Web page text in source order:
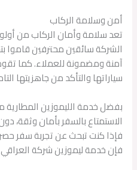
أمن وسلامة الركاب
تعد سلامة وأمان الركاب من
الشركة سائقين محترفين قاموا
آمنة ومضمونة للعملاء. كما
سياراتها والتأكد من جاهزيتها
بفضل خدمة الليموزين المطارية
الاستمتاع بالسفر بأمان
فإذا كنت تبحث عن تجربة سفر
فإن خدمة ليموزين شركة العراقي